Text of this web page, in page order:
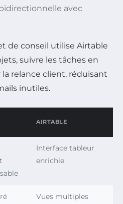
avec
de conseil utilise Airtable
suivre les tâches en
relance client, réduisant
inutiles.
AIRTABLE
Interface tableur
enrichie
Vues multiples